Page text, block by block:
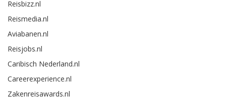
Reisbizz.nl
Reismedia.nl
Aviabanen.nl
Reisjobs.nl
Caribisch Nederland.nl
Careerexperience.nl
Zakenreisawards.nl